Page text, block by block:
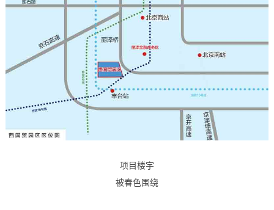
项目楼宇
被春色围绕